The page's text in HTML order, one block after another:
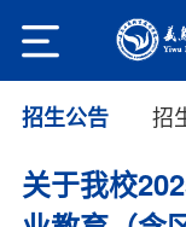
招生公告 招
关于我校